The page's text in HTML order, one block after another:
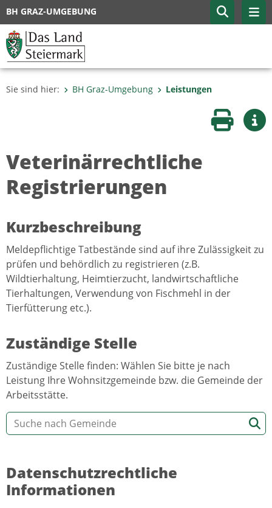
BH GRAZ-UMGEBUNG
Sie sind hier: BH Graz-Umgebung Leistungen
Seite
Veterinärrechtliche
Registrierungen
Kurzbeschreibung
Meldepflichtige Tatbestände sind auf ihre Zulässigkeit zu
prüfen und behördlich zu registrieren (z.B.
Wildtierhaltung, Heimtierzucht, landwirtschaftliche
Tierhaltungen, Verwendung von Fischmehl in der
Tierfütterung etc.).
Zuständige Stelle
Zuständige Stelle finden: Wählen Sie bitte je nach
Leistung Ihre Wohnsitzgemeinde bzw. die Gemeinde der
Arbeitsstätte.
Datenschutzrechtliche
Informationen